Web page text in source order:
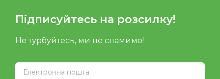
Підписуйтесь на розсилку!
Не турбуйтесь, ми не спамимо!